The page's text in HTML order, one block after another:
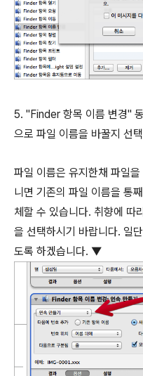
5. "Finder 항목 이름 변경"
으로 파일 이름을 바꿀지 선
파일 이름은 유지한채 파일
니면 기존의 파일 이름을 통
체할 수 있습니다. 취향에 따
을 선택하시기 바랍니다. 일
도록 하겠습니다. ▼